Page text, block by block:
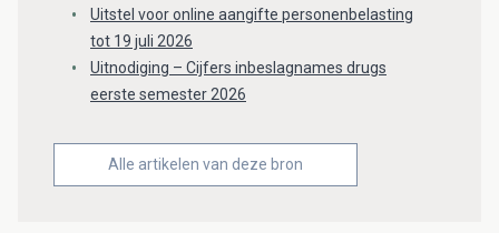
Uitstel voor online aangifte personenbelasting
tot 19 juli 2026
Uitnodiging – Cijfers inbeslagnames drugs
eerste semester 2026
Alle artikelen van deze bron